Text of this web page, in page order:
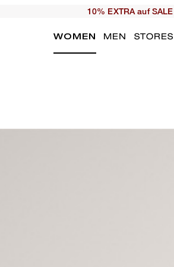
10% EXTRA auf SALE
WOMEN MEN STORES